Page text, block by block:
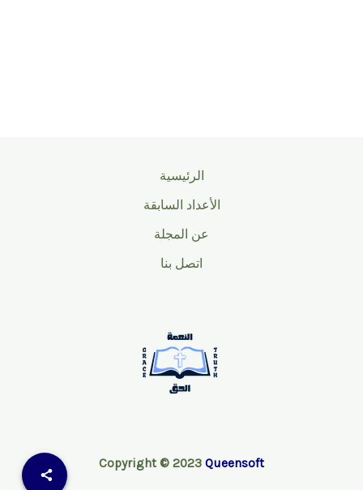
الرئيسية
الأعداد السابقة
عن المجلة
اتصل بنا
Copyright © 2023 Queensoft